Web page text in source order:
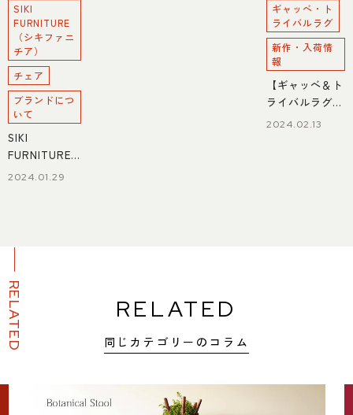
SIKI
FURNITURE
（シキファニ
チア）
チェア
ブランドにつ
いて
SIKI
FURNITURE（
シキファニチ
2024.01.29
ギャッベ・ト
ライバルラグ
新作・入荷情
報
【ギャッベ＆ト
ライバルラグ
フェア】大きめ
2024.02.13
RELATED RELATED
同じカテゴリーのコラム